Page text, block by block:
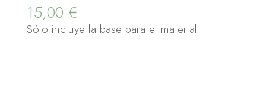
15,00 €
Sólo incluye la base para el material